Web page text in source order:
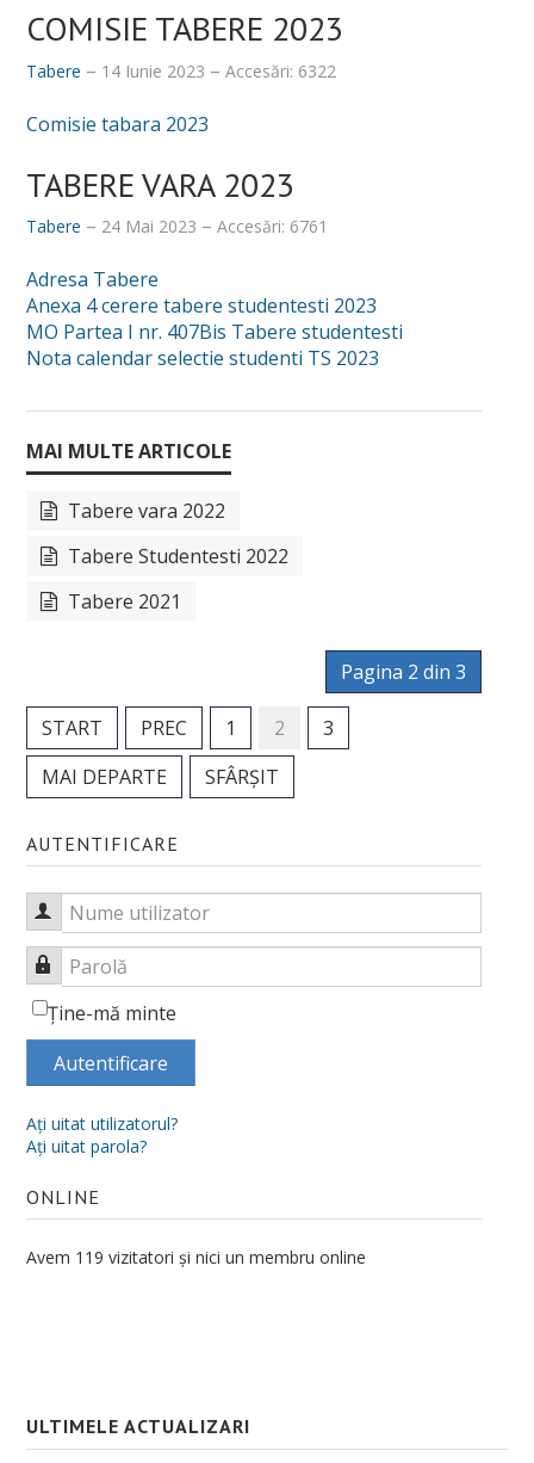
Etica cercetare
Proiecte
EDUCAȚIE
Planuri de învățământ
Fise disciplina
Plan învățământ licență
Plan învățământ școală doctorală de sociologie
STUDENȚI
Orar
Anunțuri
Sesiune de examene
Structura anului universitar
Examen de finalizare studii
ERASMUS
Burse
Tabere
OTL
Manifestari studentesti
Taxe
COMISIE TABERE 2023
Tabere 14 Iunie 2023 Accesări: 6322
Comisie tabara 2023
TABERE VARA 2023
Tabere 24 Mai 2023 Accesări: 6761
Adresa Tabere
Anexa 4 cerere tabere studentesti 2023
MO Partea I nr. 407Bis Tabere studentesti
Nota calendar selectie studenti TS 2023
Tabere vara 2022
Tabere Studentesti 2022
Tabere 2021
Pagina 2 din 3
START PREC 1 2
3
MAI DEPARTE
SFÂRȘIT
AUTENTIFICARE
Nume utilizator
Parolă
Ţine-mă minte
Autentificare
Aţi uitat utilizatorul?
Aţi uitat parola?
ONLINE
Avem 119 vizitatori și nici un membru online
ULTIMELE ACTUALIZARI